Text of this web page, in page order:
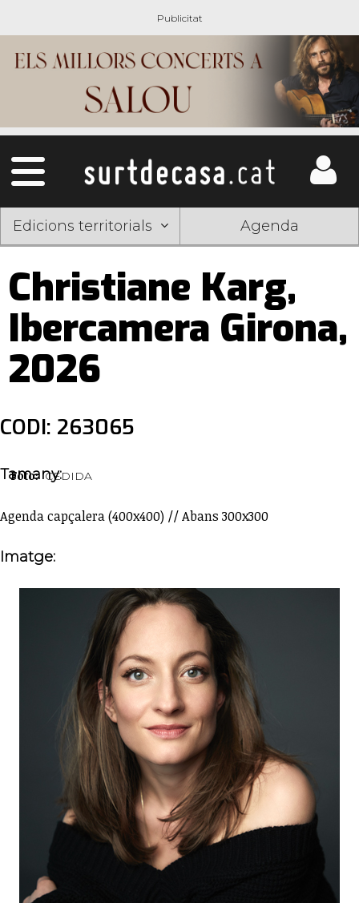
Edicions territorials Agenda
Christiane Karg,
Ibercamera Girona,
2026
CODI: 263065
Foto: CEDIDA
Tamany:
Agenda capçalera (400x400) // Abans 300x300
Imatge: